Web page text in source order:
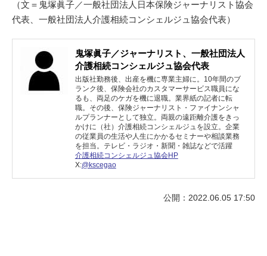
（文＝鬼塚眞子／一般社団法人日本保険ジャーナリスト協会
代表、一般社団法人介護相続コンシェルジュ協会代表）
鬼塚眞子／ジャーナリスト、一般社団法人
介護相続コンシェルジュ協会代表
出版社勤務後、出産を機に専業主婦に。10年間のブ
ランク後、保険会社のカスタマーサービス職員にな
るも、両足のケガを機に退職。業界紙の記者に転
職。その後、保険ジャーナリスト・ファイナンシャ
ルプランナーとして独立。両親の遠距離介護をきっ
かけに（社）介護相続コンシェルジュを設立。企業
の従業員の生活や人生にかかるセミナーや相談業務
を担当。テレビ・ラジオ・新聞・雑誌などで活躍
介護相続コンシェルジュ協会HP
X:@kscegao
公開：2022.06.05 17:50